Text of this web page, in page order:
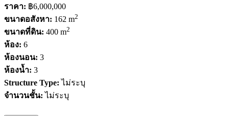
ราคา: ฿6,000,000
ขนาดอสังหา: 162 m2
ขนาดที่ดิน: 400 m2
ห้อง: 6
ห้องนอน: 3
ห้องน้ำ: 3
Structure Type: ไม่ระบุ
จำนวนชั้น: ไม่ระบุ